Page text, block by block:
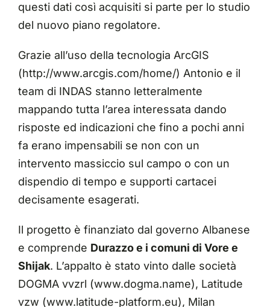
questi dati così acquisiti si parte per lo studio
del nuovo piano regolatore.
Grazie all’uso della tecnologia ArcGIS
(http://www.arcgis.com/home/) Antonio e il
team di INDAS stanno letteralmente
mappando tutta l’area interessata dando
risposte ed indicazioni che fino a pochi anni
fa erano impensabili se non con un
intervento massiccio sul campo o con un
dispendio di tempo e supporti cartacei
decisamente esagerati.
Il progetto è finanziato dal governo Albanese
e comprende Durazzo e i comuni di Vore e
Shijak. L’appalto è stato vinto dalle società
DOGMA vvzrl (www.dogma.name), Latitude
vzw (www.latitude-platform.eu), Milan